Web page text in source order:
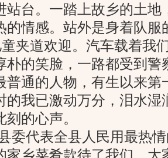
站台。一踏上故乡的土
的情感。站外是身着队
夹道欢迎。汽车载着我
朴的笑脸，一路都受到警
普通的人物，有生以来第
的我已激动万分，泪水湿
的心声。
代表全县人民用最热情